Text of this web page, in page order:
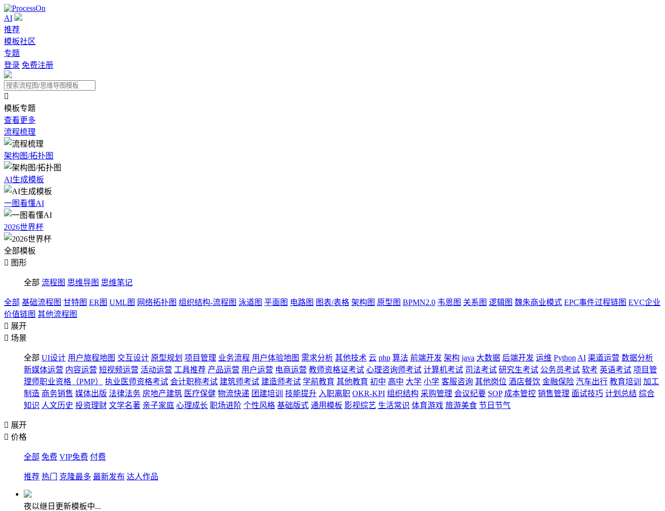
AI
推荐
模板社区
专题
登录 免费注册

模板专题
查看更多
流程梳理
架构图/拓扑图
AI生成模板
一图看懂AI
2026世界杯
全部模板
 图形
全部 流程图 思维导图 思维笔记
全部 基础流程图 甘特图 ER图 UML图 网络拓扑图 组织结构-流程图 泳道图 平面图 电路图 图表/表格 架构图 原型图 BPMN2.0 韦恩图 关系图 逻辑图 魏朱商业模式 EPC事件过程链图 EVC企业
价值链图 其他流程图
 展开
 场景
全部 UI设计 用户旅程地图 交互设计 原型规划 项目管理 业务流程 用户体验地图 需求分析 其他技术 云 php 算法 前端开发 架构 java 大数据 后端开发 运维 Python AI 渠道运营 数据分析
新媒体运营 内容运营 短视频运营 活动运营 工具推荐 产品运营 用户运营 电商运营 教师资格证考试 心理咨询师考试 计算机考试 司法考试 研究生考试 公务员考试 软考 英语考试 项目管
理师职业资格（PMP）
执业医师资格考试 会计职称考试 建筑师考试 建造师考试 学前教育 其他教育 初中 高中 大学 小学 客服咨询 其他岗位 酒店餐饮 金融保险 汽车出行 教育培训
加工
制造 商务销售 媒体出版 法律法务 房地产建筑 医疗保健 物流快递 团建培训 技能提升 入职离职 OKR-KPI 组织结构 采购管理 会议纪要 SOP 成本管控 销售管理 面试技巧 计划总结 综合
知识 人文历史 投资理财 文学名著 亲子家庭 心理成长 职场进阶 个性风格 基础版式 通用模板 影视综艺 生活常识 体育游戏 旅游美食 节日节气
 展开
 价格
全部 免费 VIP免费 付费
推荐 热门 克隆最多 最新发布 达人作品
夜以继日更新模板中...